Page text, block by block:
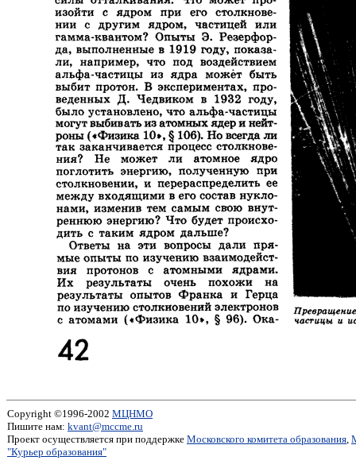
Copyright ©1996-2002 МЦНМО
Пишите нам: kvant@mccme.ru
Проект осуществляется при поддержке Московского комитета образования,
"Курьер образования"